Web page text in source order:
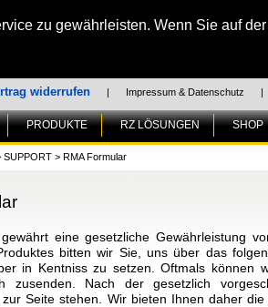
zu gewährleisten. Wenn Sie auf
widerrufen | Impressum & Datenschutz |
PRODUKTE RZ LÖSUNGEN SHOP
SUPPORT > RMA Formular
eine gesetzliche Gewährleistung
bitten wir Sie, uns über das
in Kentniss zu setzen. Oftmals können
zusenden. Nach der gesetzlich
zur Seite stehen. Wir bieten Ihnen daher